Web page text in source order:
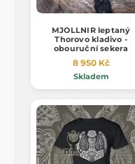
MJOLLNIR leptaný
Thorovo kladivo -
obouruční sekera
8 950 Kč
Skladem